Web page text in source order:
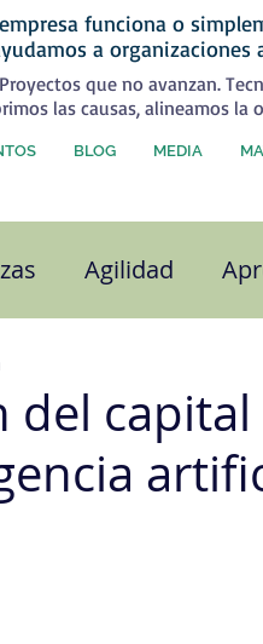
empresa funciona o
a
que no avanzan.
las causas, alineamos
BLOG MEDIA
Agilidad
Desarrollo Personal
del